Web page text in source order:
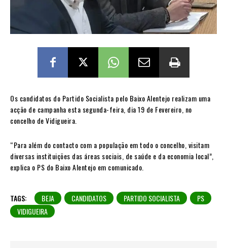
Os candidatos do Partido Socialista pelo Baixo Alentejo realizam uma
acção de campanha esta segunda-feira, dia 19 de Fevereiro, no
concelho de Vidigueira.
“Para além do contacto com a população em todo o concelho, visitam
diversas instituições das áreas sociais, de saúde e da economia local”,
explica o PS do Baixo Alentejo em comunicado.
TAGS: BEJA CANDIDATOS PARTIDO SOCIALISTA
PS
VIDIGUEIRA